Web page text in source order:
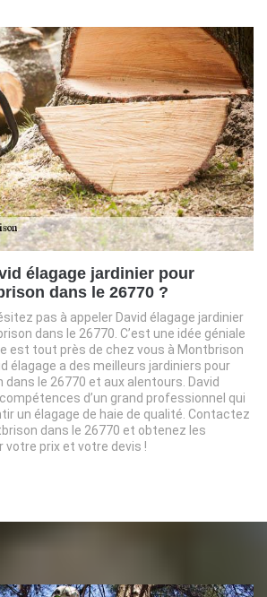
élagage jardinier pour
dans le 26770 ?
pas à appeler David élagage jardinier
dans le 26770. C’est une idée géniale
est tout près de chez vous à Montbrison
élagage a des meilleurs jardiniers pour
dans le 26770 et aux alentours. David
d’un grand professionnel qui
un élagage de haie de qualité. Contactez
dans le 26770 et obtenez les
prix et votre devis !